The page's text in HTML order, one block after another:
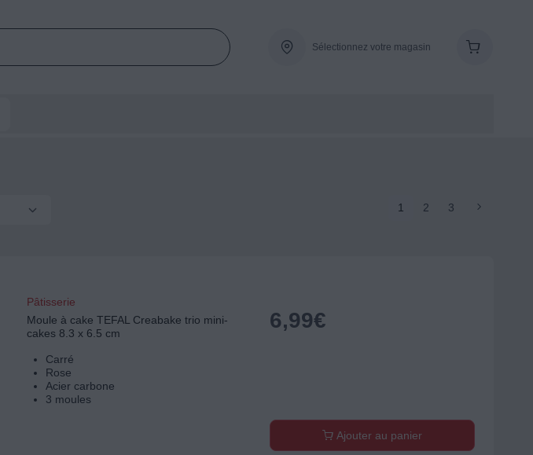
Sélectionnez votre magasin
1 2 3
Pâtisserie
Moule à cake TEFAL Creabake trio mini-
cakes 8.3 x 6.5 cm
Carré
Rose
Acier carbone
3 moules
6,99€
Ajouter au panier